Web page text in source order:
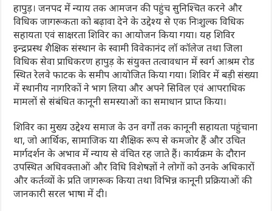
हापुड़। जनपद में न्याय तक आमजन की पहुंच सुनिश्चित करने और
विधिक जागरूकता को बढ़ावा देने के उद्देश्य से एक निःशुल्क विधिक
सहायता एवं साक्षरता शिविर का आयोजन किया गया। यह शिविर
इन्द्रप्रस्थ शैक्षिक संस्थान के स्वामी विवेकानंद लॉ कॉलेज तथा जिला
विधिक सेवा प्राधिकरण हापुड़ के संयुक्त तत्वावधान में स्वर्ग आश्रम रोड
स्थित रेलवे फाटक के समीप आयोजित किया गया। शिविर में बड़ी संख्या
में स्थानीय नागरिकों ने भाग लिया और अपने सिविल एवं आपराधिक
मामलों से संबंधित कानूनी समस्याओं का समाधान प्राप्त किया।
शिविर का मुख्य उद्देश्य समाज के उन वर्गों तक कानूनी सहायता पहुंचाना
था, जो आर्थिक, सामाजिक या शैक्षिक रूप से कमजोर हैं और उचित
मार्गदर्शन के अभाव में न्याय से वंचित रह जाते हैं। कार्यक्रम के दौरान
उपस्थित अधिवक्ताओं और विधि विशेषज्ञों ने लोगों को उनके अधिकारों
और कर्तव्यों के प्रति जागरूक किया तथा विभिन्न कानूनी प्रक्रियाओं की
जानकारी सरल भाषा में दी।